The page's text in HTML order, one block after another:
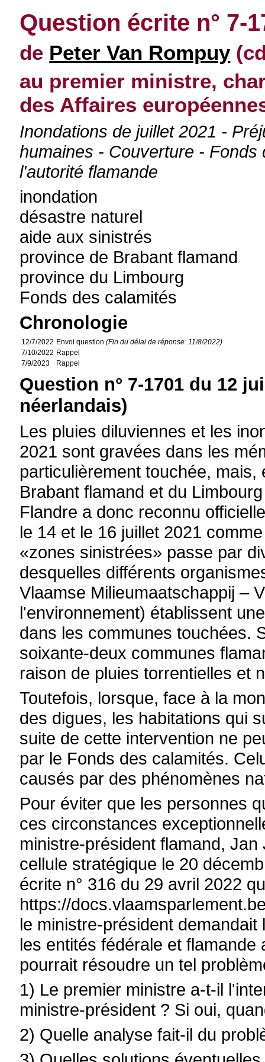
Question écrite n° 7-
de Peter Van Rompuy
au premier ministre,
des Affaires
Inondations de juillet 2021 -
humaines - Couverture -
l'autorité flamande
inondation
désastre naturel
aide aux sinistrés
province de Brabant flamand
province du Limbourg
Fonds des calamités
Chronologie
12/7/2022 Envoi question(Fin du délai de réponse: 11/8/2022)
7/10/2022 Rappel
7/9/2023
Rappel
Question n° 7-1701 du 12
néerlandais)
Les pluies diluviennes et les
2021 sont gravées dans les
particulièrement touchée,
Brabant flamand et du
Flandre a donc reconnu
le 14 et le 16 juillet 2021
«zones sinistrées» passe par
desquelles différents
Vlaamse Milieumaatschappij –
l'environnement) établissent
dans les communes touchées.
soixante-deux communes
raison de pluies torrentielles et
Toutefois, lorsque, face à la
des digues, les habitations qui
suite de cette intervention ne
par le Fonds des calamités.
causés par des phénomènes
Pour éviter que les personnes
ces circonstances
ministre-président flamand,
cellule stratégique le 20
écrite n° 316 du 29 avril 2022
https://
le ministre-président
les entités fédérale et
pourrait résoudre un tel
1) Le premier ministre a-t-il
ministre-président ? Si oui,
2) Quelle analyse fait-il du